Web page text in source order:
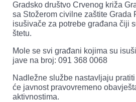
Gradsko društvo Crvenog križa
sa Stožerom civilne zaštite Grada
isušivače za potrebe građana čiji
štetu.
Mole se svi građani kojima su
jave na broj: 091 368 0068
Nadležne službe nastavljaju
će javnost pravovremeno
aktivnostima.